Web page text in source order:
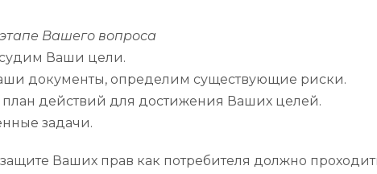
Вашего вопроса
Ваши цели.
документы, определим существующие риски.
действий для достижения Ваших целей.
задачи.
Ваших прав как потребителя должно